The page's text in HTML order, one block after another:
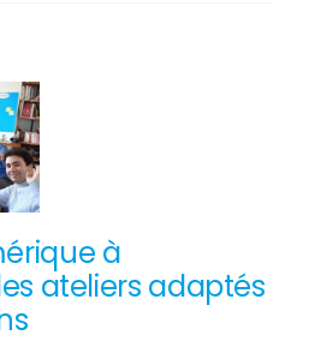
à
ateliers adaptés